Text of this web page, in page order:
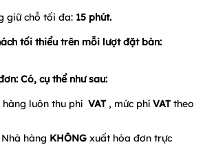
giữ chỗ tối đa: 15 phút.
tối thiểu trên mỗi lượt đặt bàn:
Có, cụ thể như sau:
hàng luôn thu phí VAT, mức phí VATtheo
Nhà hàng KHÔNG xuất hóa đơn trực